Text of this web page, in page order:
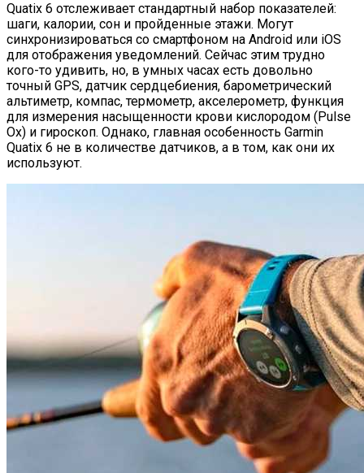
Quatix 6 отслеживает стандартный набор показателей:
шаги, калории, сон и пройденные этажи. Могут
синхронизироваться со смартфоном на Android или iOS
для отображения уведомлений. Сейчас этим трудно
кого-то удивить, но, в умных часах есть довольно
точный GPS, датчик сердцебиения, барометрический
альтиметр, компас, термометр, акселерометр, функция
для измерения насыщенности крови кислородом (Pulse
Ox) и гироскоп. Однако, главная особенность Garmin
Quatix 6 не в количестве датчиков, а в том, как они их
используют.